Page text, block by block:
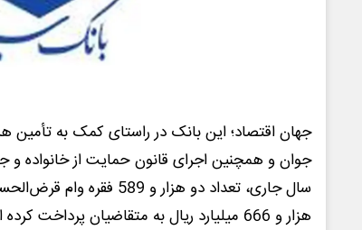
جهان اقتصاد؛ این بانک در راستای کمک به
جوان و همچنین اجرای قانون حمایت از خانواده و
سال جاری، تعداد دو هزار و
هزار و 666 میلیارد ریال به متقاضیان پرداخت کرده است.